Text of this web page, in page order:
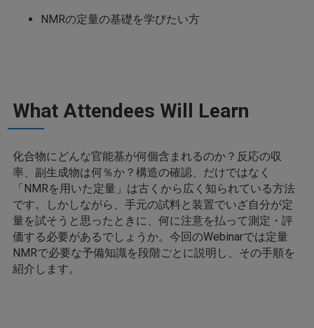
NMRの定量の基礎を学びたい方
What Attendees Will Learn
化合物にどんな官能基が何個含まれるのか？反応の収
率、副生成物は何％か？構造の確認、だけではなく
「NMRを用いた定量」は古くから広く知られている方法
です。しかしながら、手元の試料と装置でいざ自分が定
量を試そうと思ったときに、何に注意を払って測定・評
価する必要があるでしょうか。今回のWebinarでは定量
NMRで必要な予備知識を段階ごとに説明し、その手順を
紹介します。